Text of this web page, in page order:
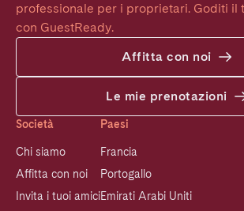
professionale per i proprietari. Goditi il
con GuestReady.
Affitta con noi
Le mie prenotazioni
Società
Chi siamo
Affitta con noi
Invita i tuoi amici
Paesi
Francia
Portogallo
Emirati Arabi Uniti